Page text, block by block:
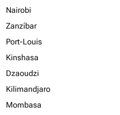
Nairobi
Zanzíbar
Port-Louis
Kinshasa
Dzaoudzi
Kilimandjaro
Mombasa